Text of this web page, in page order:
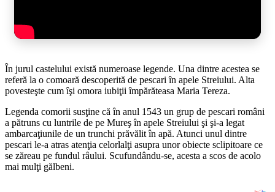
În jurul castelului există numeroase legende. Una dintre acestea se
referă la o comoară descoperită de pescari în apele Streiului. Alta
povesteşte cum îşi omora iubiţii împărăteasa Maria Tereza.
Legenda comorii susţine că în anul 1543 un grup de pescari români
a pătruns cu luntrile de pe Mureş în apele Streiului şi şi-a legat
ambarcaţiunile de un trunchi prăvălit în apă. Atunci unul dintre
pescari le-a atras atenţia celorlalţi asupra unor obiecte sclipitoare ce
se zăreau pe fundul râului. Scufundându-se, acesta a scos de acolo
mai mulţi gălbeni.